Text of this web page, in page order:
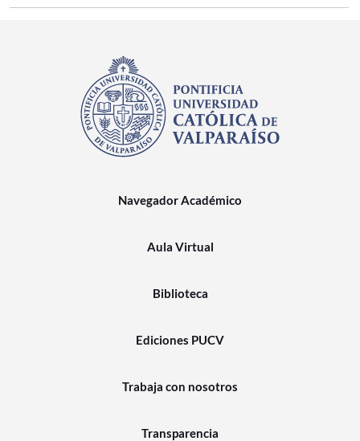
Navegador Académico
Aula Virtual
Biblioteca
Ediciones PUCV
Trabaja con nosotros
Transparencia